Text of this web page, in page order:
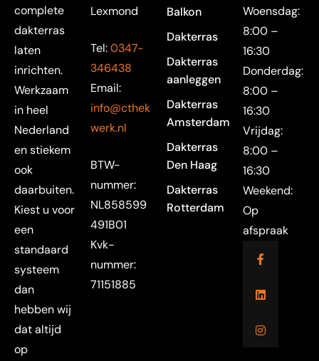
complete
dakterras
laten
inrichten.
Werkzaam
in heel
Nederland
en stiekem
ook
daarbuiten.
Kiest u voor
een
standaard
systeem
dan
hebben wij
dat altijd
op
Lexmond
Tel:0347-
346438
Email:
info@cthek
werk.nl
BTW-
nummer:
NL858599
491B01
Kvk-
nummer:
71151885
Balkon
Dakterras
Dakterras
aanleggen
Dakterras
Amsterdam
Dakterras
Den Haag
Dakterras
Rotterdam
Woensdag:
8:00 –
16:30
Donderdag:
8:00 –
16:30
Vrijdag:
8:00 –
16:30
Weekend:
Op
afspraak